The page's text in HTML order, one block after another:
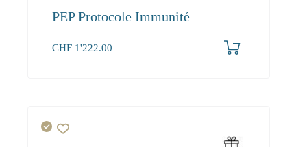
PEP Protocole Immunité
CHF 1'222.00